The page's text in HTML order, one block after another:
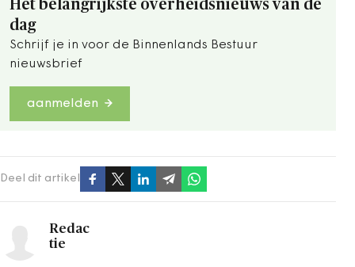
Het belangrijkste overheidsnieuws van de
dag
Schrijf je in voor de Binnenlands Bestuur
nieuwsbrief
aanmelden
Deel dit artikel
Redac
tie